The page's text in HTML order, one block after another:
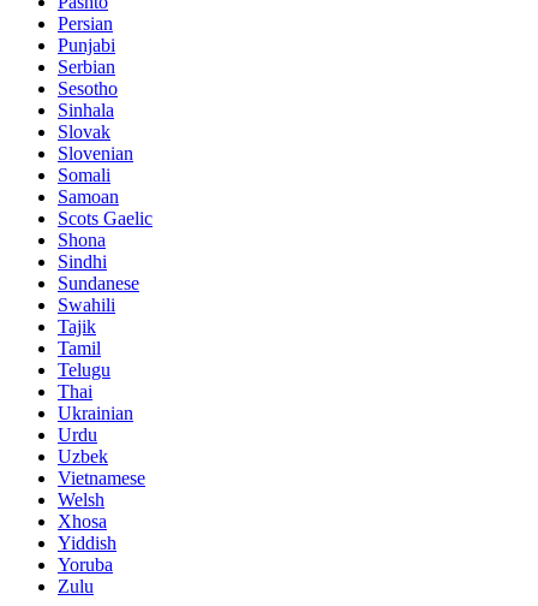
Persian
Punjabi
Serbian
Sesotho
Sinhala
Slovak
Slovenian
Somali
Samoan
Scots Gaelic
Shona
Sindhi
Sundanese
Swahili
Tajik
Tamil
Telugu
Thai
Ukrainian
Urdu
Uzbek
Vietnamese
Welsh
Xhosa
Yiddish
Yoruba
Zulu